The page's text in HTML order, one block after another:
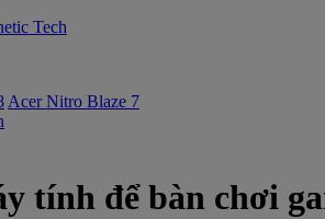
Tech
Acer Nitro Blaze 7
tính để bàn chơi